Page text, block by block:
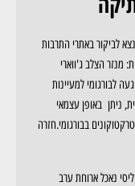
לביקור באתרי התרבות
מנזר הצלב ג'ווארי
וקתדרלת סווטיצחוולי ממאה ה-11. הגעה לבורגומי למעיינות
ניתן באופן עצמאי
בבורגומי.חזרה
נאכל ארוחת ערב